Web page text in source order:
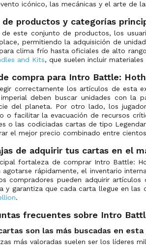
Variants
(276)
(43)
(270)
Twilight of the Republic Variants (288)
icónico, las mecánicas y el arte de
de productos y categorías
de este conjunto de productos, los
permitiendo la adquisición de
clima frío hasta oficiales de alto
and Kits, que suelen incluir
compra para Intro Battle: Hoth
correctamente los artículos de esta
deben buscar unidades con la
del planeta. Por otro lado, los
o facilitar la evacuación de recursos
o las codiciadas cartas de tipo
el mejor precio combinado entre
de adquirir tus cartas en el
fortaleza de comprar Intro Battle:
agotarse rápidamente, el inventario
compradores pueden adquirir
y garantiza que cada carta llegue en
.
frecuentes sobre Intro
son las más buscadas en esta
más valoradas suelen ser los líderes